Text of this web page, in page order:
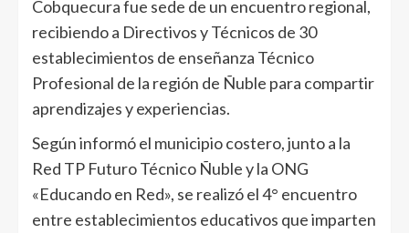
Cobquecura fue sede de un encuentro regional,
recibiendo a Directivos y Técnicos de 30
establecimientos de enseñanza Técnico
Profesional de la región de Ñuble para compartir
aprendizajes y experiencias.
Según informó el municipio costero, junto a la
Red TP Futuro Técnico Ñuble y la ONG
«Educando en Red», se realizó el 4° encuentro
entre establecimientos educativos que imparten